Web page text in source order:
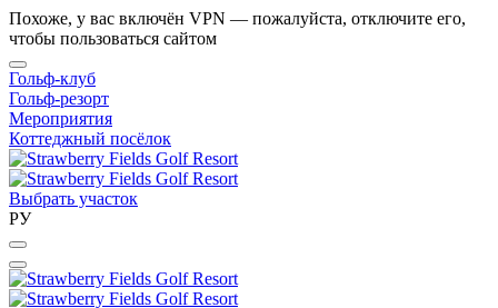
Похоже, у вас включён VPN — пожалуйста, отключите его,
чтобы пользоваться сайтом
Гольф-клуб
Гольф-резорт
Мероприятия
Коттеджный посёлок
Выбрать участок
РУ